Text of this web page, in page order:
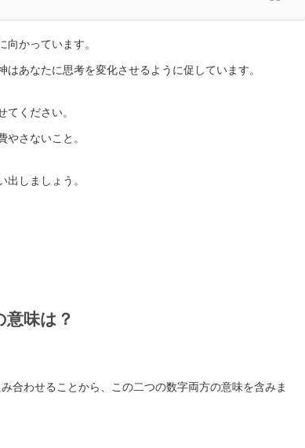
かっています。
あなたに思考を変化させるように促しています。
てください。
さないこと。
しましょう。
味は？
合わせることから、この二つの数字両方の意味を含みま